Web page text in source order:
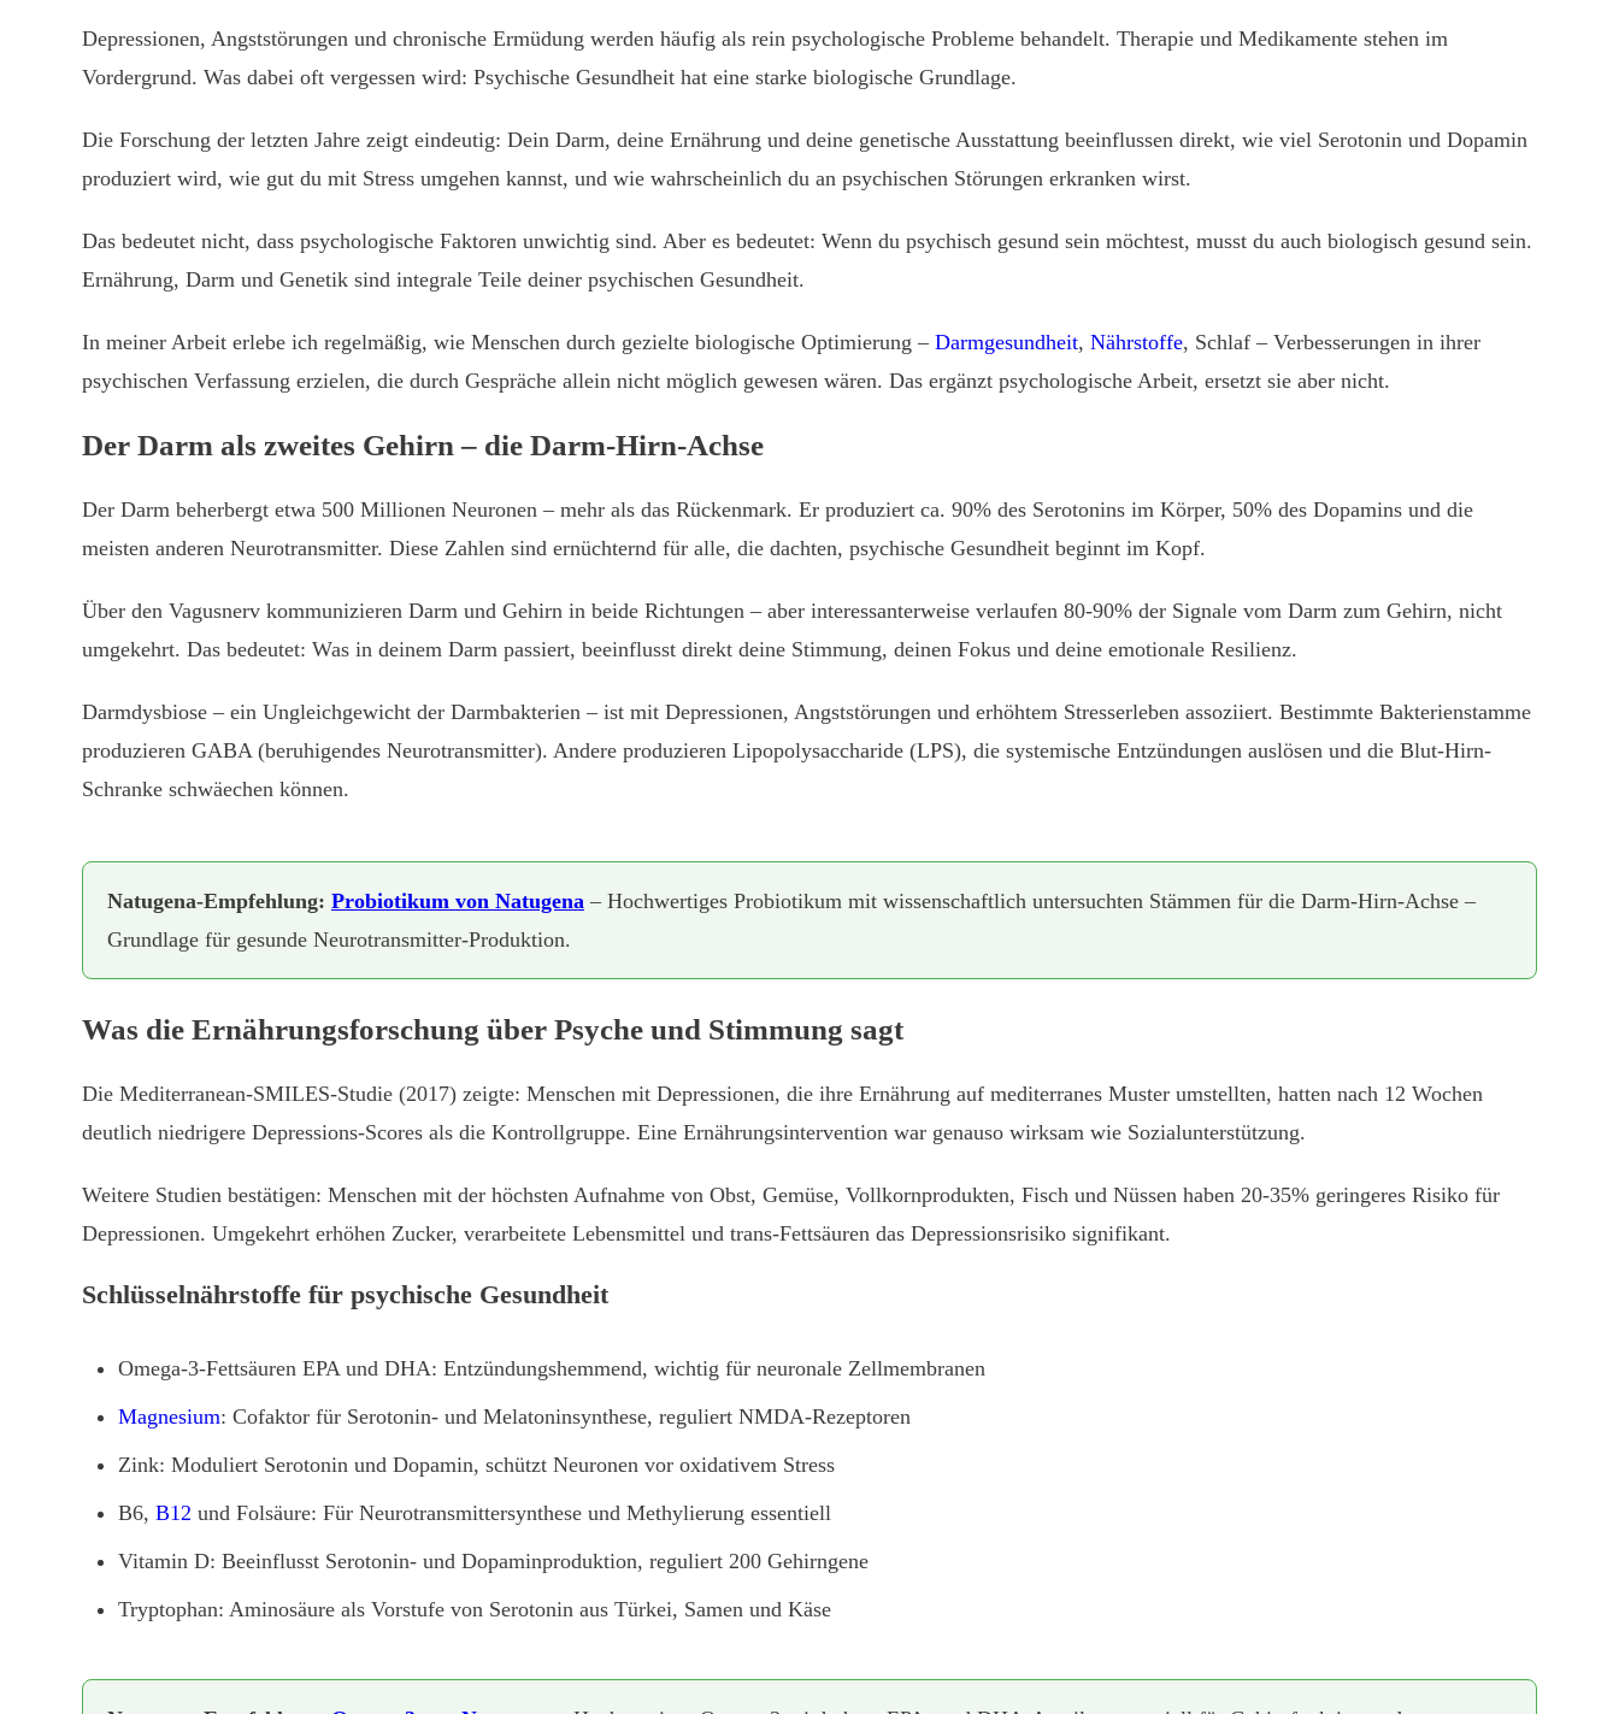
Depressionen, Angststörungen und chronische Ermüdung werden häufig als rein psychologische Probleme behandelt. Therapie und Medikamente stehen im
Vordergrund. Was dabei oft vergessen wird: Psychische Gesundheit hat eine starke biologische Grundlage.
Die Forschung der letzten Jahre zeigt eindeutig: Dein Darm, deine Ernährung und deine genetische Ausstattung beeinflussen direkt, wie viel Serotonin und Dopamin
produziert wird, wie gut du mit Stress umgehen kannst, und wie wahrscheinlich du an psychischen Störungen erkranken wirst.
Das bedeutet nicht, dass psychologische Faktoren unwichtig sind. Aber es bedeutet: Wenn du psychisch gesund sein möchtest, musst du auch biologisch gesund sein.
Ernährung, Darm und Genetik sind integrale Teile deiner psychischen Gesundheit.
In meiner Arbeit erlebe ich regelmäßig, wie Menschen durch gezielte biologische Optimierung – Darmgesundheit, Nährstoffe, Schlaf – Verbesserungen in ihrer
psychischen Verfassung erzielen, die durch Gespräche allein nicht möglich gewesen wären. Das ergänzt psychologische Arbeit, ersetzt sie aber nicht.
Der Darm als zweites Gehirn – die Darm-Hirn-Achse
Der Darm beherbergt etwa 500 Millionen Neuronen – mehr als das Rückenmark. Er produziert ca. 90% des Serotonins im Körper, 50% des Dopamins und die
meisten anderen Neurotransmitter. Diese Zahlen sind ernüchternd für alle, die dachten, psychische Gesundheit beginnt im Kopf.
Über den Vagusnerv kommunizieren Darm und Gehirn in beide Richtungen – aber interessanterweise verlaufen 80-90% der Signale vom Darm zum Gehirn, nicht
umgekehrt. Das bedeutet: Was in deinem Darm passiert, beeinflusst direkt deine Stimmung, deinen Fokus und deine emotionale Resilienz.
Darmdysbiose – ein Ungleichgewicht der Darmbakterien – ist mit Depressionen, Angststörungen und erhöhtem Stresserleben assoziiert. Bestimmte Bakterienstamme
produzieren GABA (beruhigendes Neurotransmitter). Andere produzieren Lipopolysaccharide (LPS), die systemische Entzündungen auslösen und die Blut-Hirn-
Schranke schwäechen können.
Natugena-Empfehlung: Probiotikum von Natugena – Hochwertiges Probiotikum mit wissenschaftlich untersuchten Stämmen für die Darm-Hirn-Achse –
Grundlage für gesunde Neurotransmitter-Produktion.
Was die Ernährungsforschung über Psyche und Stimmung sagt
Die Mediterranean-SMILES-Studie (2017) zeigte: Menschen mit Depressionen, die ihre Ernährung auf mediterranes Muster umstellten, hatten nach 12 Wochen
deutlich niedrigere Depressions-Scores als die Kontrollgruppe. Eine Ernährungsintervention war genauso wirksam wie Sozialunterstützung.
Weitere Studien bestätigen: Menschen mit der höchsten Aufnahme von Obst, Gemüse, Vollkornprodukten, Fisch und Nüssen haben 20-35% geringeres Risiko für
Depressionen. Umgekehrt erhöhen Zucker, verarbeitete Lebensmittel und trans-Fettsäuren das Depressionsrisiko signifikant.
Schlüsselnährstoffe für psychische Gesundheit
Omega-3-Fettsäuren EPA und DHA: Entzündungshemmend, wichtig für neuronale Zellmembranen
Magnesium: Cofaktor für Serotonin- und Melatoninsynthese, reguliert NMDA-Rezeptoren
Zink: Moduliert Serotonin und Dopamin, schützt Neuronen vor oxidativem Stress
B6, B12 und Folsäure: Für Neurotransmittersynthese und Methylierung essentiell
Vitamin D: Beeinflusst Serotonin- und Dopaminproduktion, reguliert 200 Gehirngene
Tryptophan: Aminosäure als Vorstufe von Serotonin aus Türkei, Samen und Käse